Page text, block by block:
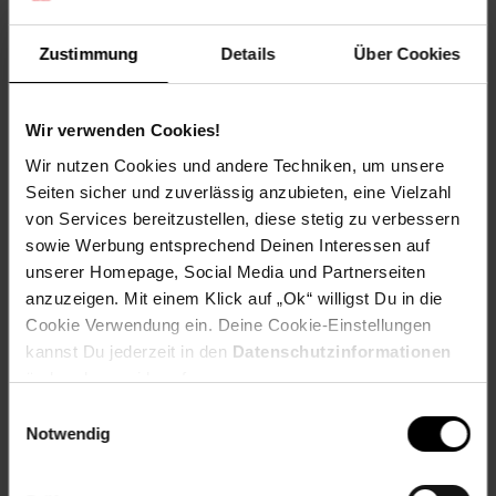
Zustimmung Details Über Cookies
Wir verwenden Cookies!
Wir nutzen Cookies und andere Techniken, um unsere
Seiten sicher und zuverlässig anzubieten, eine Vielzahl
von Services bereitzustellen, diese stetig zu verbessern
sowie Werbung entsprechend Deinen Interessen auf
unserer Homepage, Social Media und Partnerseiten
anzuzeigen. Mit einem Klick auf „Ok“ willigst Du in die
Cookie Verwendung ein. Deine Cookie-Einstellungen
kannst Du jederzeit in den Datenschutzinformationen
ändern bzw. widerrufen.
Notwendig
Dieses Produkt ist von allen Gutscheinaktionen
ausgeschlossen.
Bewertungen
Versandinformationen
Herstellerinformationen